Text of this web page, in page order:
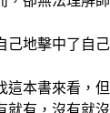
己地擊中了自己
本書來看，